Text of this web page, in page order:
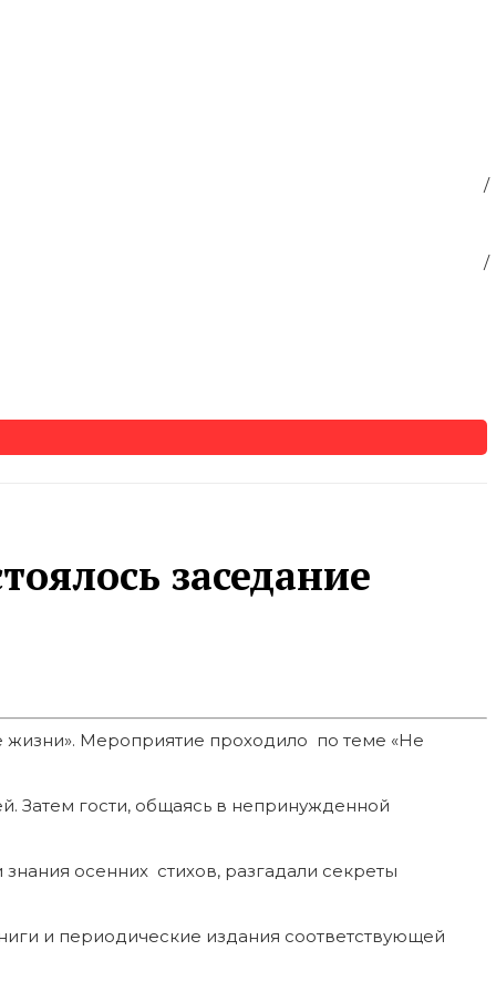
заседание
жизни». Мероприятие проходило по теме «Не
Затем гости, общаясь в непринужденной
осенних стихов, разгадали секреты
и периодические издания соответствующей